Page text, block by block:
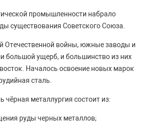
промышленности набрало
существования Советского Союза.
Отечественной войны, южные заводы и
большой ущерб, и большинство из них
Началось освоение новых марок
сталь.
чёрная металлургия состоит из:
руды черных металлов;